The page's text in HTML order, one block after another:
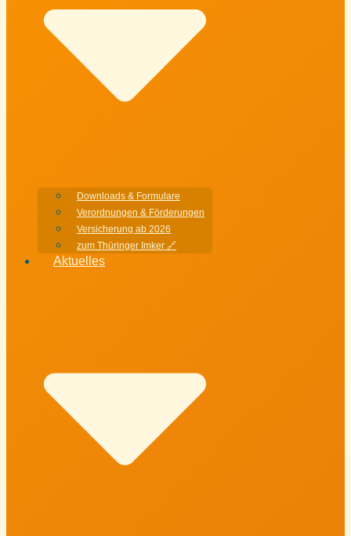
Downloads & Formulare
Verordnungen & Förderungen
Versicherung ab 2026
zum Thüringer Imker 🔗
Aktuelles